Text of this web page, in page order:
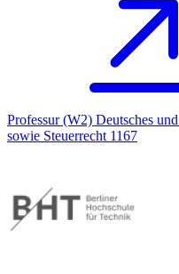
Professur (W2) Deutsches
sowie Steuerrecht 1167